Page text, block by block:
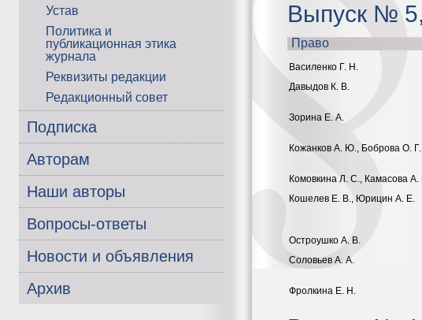
Устав
Политика и
публикационная этика
журнала
Реквизиты редакции
Редакционный совет
Подписка
Авторам
Наши авторы
Вопросы-ответы
Новости и объявления
Архив
Выпуск №
Право
Василенко Г. Н.
Давыдов К. В.
Зорина Е. А.
Кожанков А. Ю., Боброва О. Г.
Комовкина Л. С., Камасова А.
Кошелев Е. В., Юрицин А. Е.
Остроушко А. В.
Соловьев А. А.
Фролкина Е. Н.